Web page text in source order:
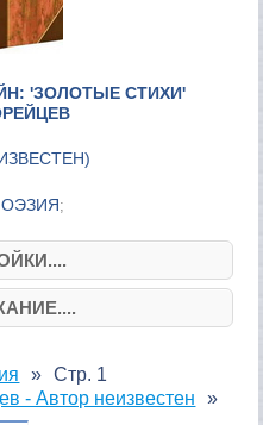
'ЗОЛОТЫЕ СТИХИ'
)
;
- Автор неизвестен
Стр. 1